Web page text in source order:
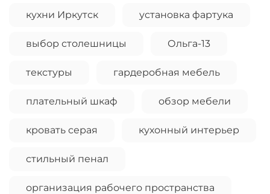
кухни Иркутск установка фартука
выбор столешницы Ольга-13
текстуры гардеробная мебель
плательный шкаф обзор мебели
кровать серая кухонный интерьер
стильный пенал
организация рабочего пространства